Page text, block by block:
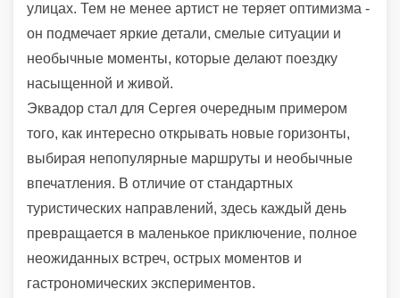
улицах. Тем не менее артист не теряет оптимизма -
он подмечает яркие детали, смелые ситуации и
необычные моменты, которые делают поездку
насыщенной и живой.
Эквадор стал для Сергея очередным примером
того, как интересно открывать новые горизонты,
выбирая непопулярные маршруты и необычные
впечатления. В отличие от стандартных
туристических направлений, здесь каждый день
превращается в маленькое приключение, полное
неожиданных встреч, острых моментов и
гастрономических экспериментов.